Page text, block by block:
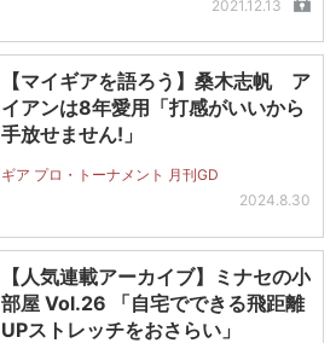
2021.12.13
【マイギアを語ろう】桑木志帆 ア
イアンは8年愛用「打感がいいから
手放せません!」
ギア プロ・トーナメント 月刊GD
2024.8.30
【人気連載アーカイブ】ミナセの小
部屋 Vol.26 「自宅でできる飛距離
UPストレッチをおさらい」